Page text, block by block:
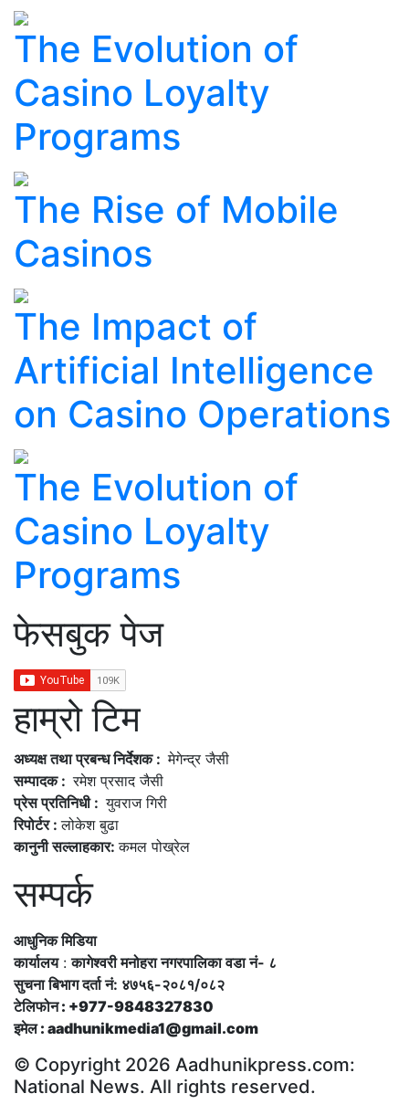
The Evolution of
Casino Loyalty
Programs
The Rise of Mobile
Casinos
The Impact of
Artificial Intelligence
on Casino Operations
The Evolution of
Casino Loyalty
Programs
फेसबुक पेज
हाम्रो टिम
अध्यक्ष तथा प्रबन्ध निर्देशक :मेगेन्द्र जैसी
सम्पादक :रमेश प्रसाद जैसी
प्रेस प्रतिनिधी :युवराज गिरी
रिपोर्टर :लोकेश बुढा
कानुनी सल्लाहकार:कमल पोख्रेल
सम्पर्क
आधुनिक मिडिया
कार्यालय:कागेश्वरी मनोहरा नगरपालिका वडा नं- ८
सुचना बिभाग दर्ता नं: ४७५६-२०८१/०८२
टेलिफोन : +977-9848327830
इमेल : aadhunikmedia1@gmail.com
© Copyright 2026 Aadhunikpress.com:
National News. All rights reserved.